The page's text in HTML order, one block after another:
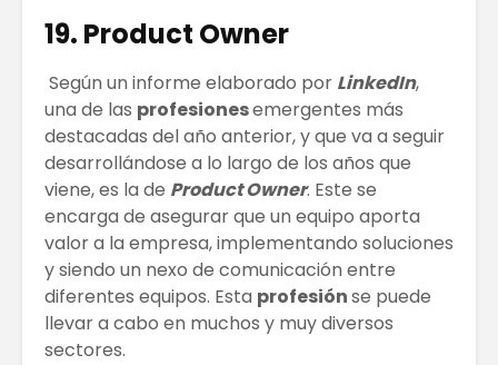
19. Product Owner
Según un informe elaborado por LinkedIn,
una de las profesionesemergentes más
destacadas del año anterior, y que va a seguir
desarrollándose a lo largo de los años que
viene, es la de Product Owner. Este se
encarga de asegurar que un equipo aporta
valor a la empresa, implementando soluciones
y siendo un nexo de comunicación entre
diferentes equipos. Esta profesiónse puede
llevar a cabo en muchos y muy diversos
sectores.